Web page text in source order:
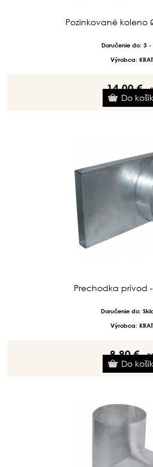
Pozinkované koleno
Doručenie do: 3 -
Výrobca:
14.00 €s
Prechodka prívod
Doručenie do:
Výrobca:
8.90 €s